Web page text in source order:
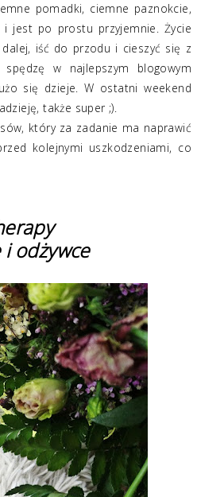
pomadki, ciemne paznokcie,
jest po prostu przyjemnie. Życie
iść do przodu i cieszyć się z
w najlepszym blogowym
się dzieje. W ostatni weekend
także super ;).
który za zadanie ma naprawić
kolejnymi uszkodzeniami, co
i odżywce